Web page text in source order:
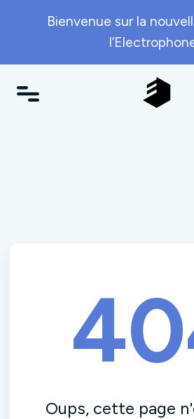
Bienvenue sur la
Oups, cette page